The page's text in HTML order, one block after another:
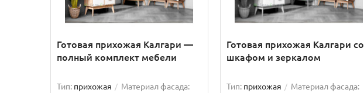
Готовая прихожая Калгари —
полный комплект мебели
Тип: прихожая
Материал фасада:
Готовая прихожая Калгари со
шкафом и зеркалом
Тип: прихожая
Материал фасада: